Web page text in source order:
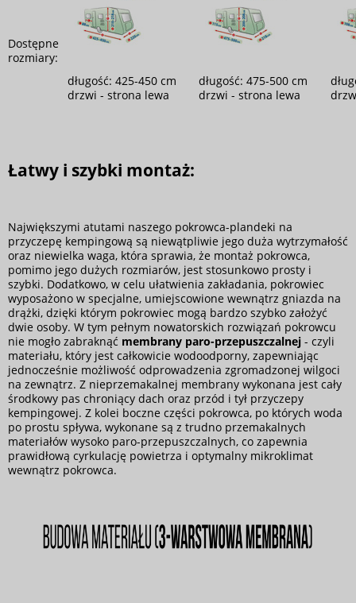
Dostępne
rozmiary:
długość: 425-450 cm
drzwi - strona lewa
długość: 475-500 cm
drzwi - strona lewa
Łatwy i szybki montaż:
Największymi atutami naszego pokrowca-plandeki na
przyczepę kempingową są niewątpliwie jego duża wytrzymałość
oraz niewielka waga, która sprawia, że montaż pokrowca,
pomimo jego dużych rozmiarów, jest stosunkowo prosty i
szybki. Dodatkowo, w celu ułatwienia zakładania, pokrowiec
wyposażono w specjalne, umiejscowione wewnątrz gniazda na
drążki, dzięki którym pokrowiec mogą bardzo szybko założyć
dwie osoby. W tym pełnym nowatorskich rozwiązań pokrowcu
nie mogło zabraknąć membrany paro-przepuszczalnej - czyli
materiału, który jest całkowicie wodoodporny, zapewniając
jednocześnie możliwość odprowadzenia zgromadzonej wilgoci
na zewnątrz. Z nieprzemakalnej membrany wykonana jest cały
środkowy pas chroniący dach oraz przód i tył przyczepy
kempingowej. Z kolei boczne części pokrowca, po których woda
po prostu spływa, wykonane są z trudno przemakalnych
materiałów wysoko paro-przepuszczalnych, co zapewnia
prawidłową cyrkulację powietrza i optymalny mikroklimat
wewnątrz pokrowca.